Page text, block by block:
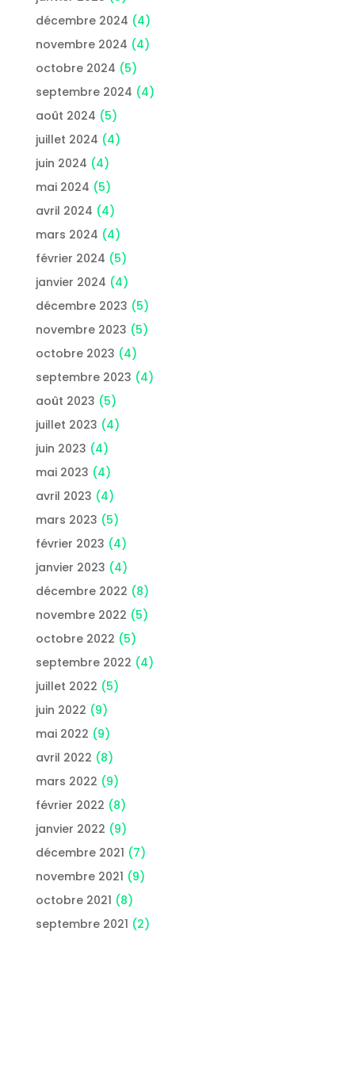
décembre 2024 (4)
novembre 2024 (4)
octobre 2024 (5)
septembre 2024 (4)
août 2024 (5)
juillet 2024 (4)
juin 2024 (4)
mai 2024 (5)
avril 2024 (4)
mars 2024 (4)
février 2024 (5)
janvier 2024 (4)
décembre 2023 (5)
novembre 2023 (5)
octobre 2023 (4)
septembre 2023 (4)
août 2023 (5)
juillet 2023 (4)
juin 2023 (4)
mai 2023 (4)
avril 2023 (4)
mars 2023 (5)
février 2023 (4)
janvier 2023 (4)
décembre 2022 (8)
novembre 2022 (5)
octobre 2022 (5)
septembre 2022 (4)
juillet 2022 (5)
juin 2022 (9)
mai 2022 (9)
avril 2022 (8)
mars 2022 (9)
février 2022 (8)
janvier 2022 (9)
décembre 2021 (7)
novembre 2021 (9)
octobre 2021 (8)
septembre 2021 (2)